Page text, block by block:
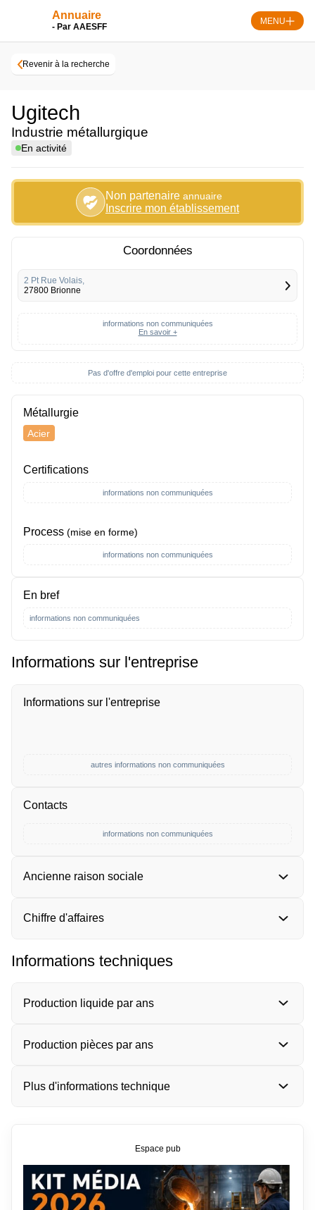
Annuaire
- Par AAESFF
MENU
Revenir à la recherche
Ugitech
Industrie métallurgique
En activité
Non partenaire annuaire
Inscrire mon établissement
Pas d'offre d'emploi pour cette entreprise
Coordonnées
2 Pt Rue Volais,
27800 Brionne
informations non communiquées
En savoir +
Métallurgie
Acier
Certifications
informations non communiquées
Process (mise en forme)
informations non communiquées
En bref
informations non communiquées
Informations sur l'entreprise
Informations sur l'entreprise
autres informations non communiquées
Contacts
informations non communiquées
Ancienne raison sociale
Chiffre d'affaires
Informations techniques
Production liquide par ans
Production pièces par ans
Plus d'informations technique
Espace pub